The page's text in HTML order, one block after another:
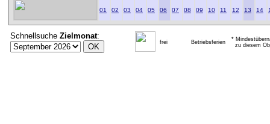
01 02 03 04 05 06 07 08 09 10 11 12 13 14
Schnellsuche Zielmonat:
frei Betriebsferien
*
zu diesem